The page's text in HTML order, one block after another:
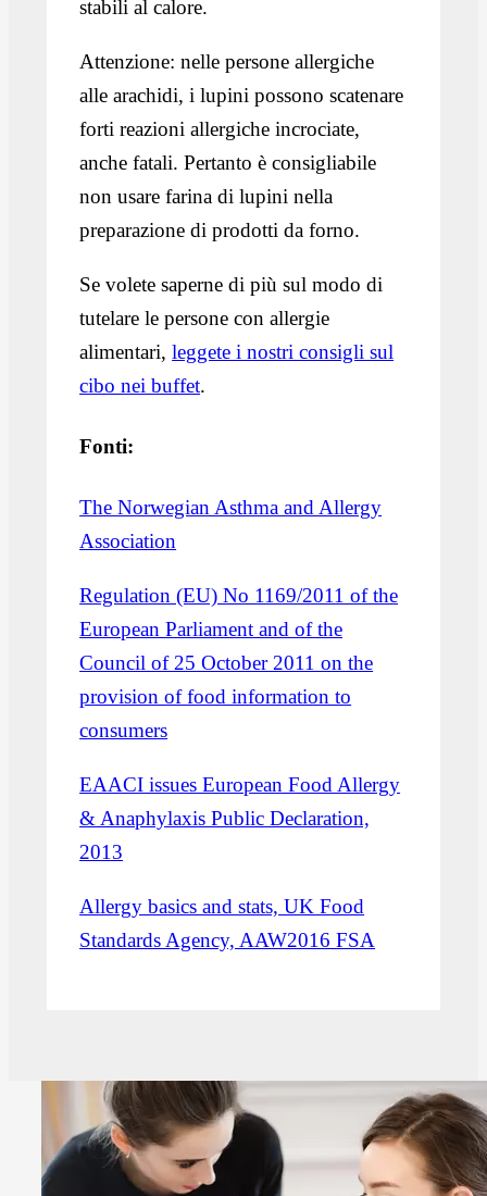
stabili al calore.
Attenzione: nelle persone allergiche
alle arachidi, i lupini possono scatenare
forti reazioni allergiche incrociate,
anche fatali. Pertanto è consigliabile
non usare farina di lupini nella
preparazione di prodotti da forno.
Se volete saperne di più sul modo di
tutelare le persone con allergie
alimentari,leggete i nostri consigli sul
cibo nei buffet.
Fonti:
The Norwegian Asthma and Allergy
Association
Regulation (EU) No 1169/2011 of the
European Parliament and of the
Council of 25 October 2011 on the
provision of food information to
consumers
EAACI issues European Food Allergy
& Anaphylaxis Public Declaration,
2013
Allergy basics and stats, UK Food
Standards Agency, AAW2016 FSA